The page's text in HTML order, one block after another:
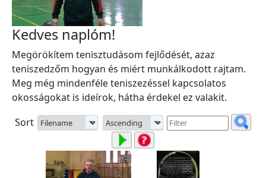
Kedves naplóm!
Megörökítem tenisztudásom fejlődését, azaz
teniszedzőm hogyan és miért munkálkodott rajtam.
Meg még mindenféle teniszezéssel kapcsolatos
okosságokat is ideírok, hátha érdekel ez valakit.
Sort